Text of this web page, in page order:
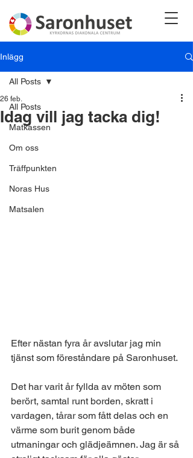
Inlägg
All Posts
Matkassen
Om oss
Träffpunkten
Noras Hus
Matsalen
All Posts
Idag vill jag tacka dig!
26 feb.
Efter nästan fyra år avslutar jag min
tjänst som föreståndare på Saronhuset.
Det har varit år fyllda av möten som
berört, samtal runt borden, skratt i
vardagen, tårar som fått delas och en
värme som burit genom både
utmaningar och glädjeämnen. Jag är så